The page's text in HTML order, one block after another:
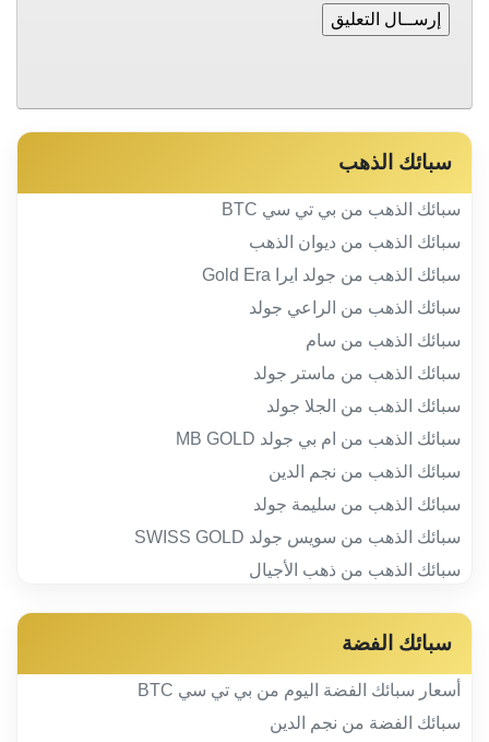
سبائك الذهب
سبائك الذهب من بي تي سي BTC
سبائك الذهب من ديوان الذهب
سبائك الذهب من جولد ايرا Gold Era
سبائك الذهب من الراعي جولد
سبائك الذهب من سام
سبائك الذهب من ماستر جولد
سبائك الذهب من الجلا جولد
سبائك الذهب من ام بي جولد MB GOLD
سبائك الذهب من نجم الدين
سبائك الذهب من سليمة جولد
سبائك الذهب من سويس جولد SWISS GOLD
سبائك الذهب من ذهب الأجيال
سبائك الفضة
أسعار سبائك الفضة اليوم من بي تي سي BTC
سبائك الفضة من نجم الدين